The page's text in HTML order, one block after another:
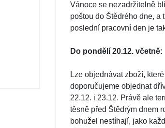
Vánoce se nezadržitelně
poštou do Štědrého dne, a
poslední pracovní den je
Do pondělí 20.12. včetně:
Lze objednávat zboží,
doporučujeme objednat
22.12. i 23.12. Právě ale
těsně před Štědrým dnem
bohužel nestíhají, jako